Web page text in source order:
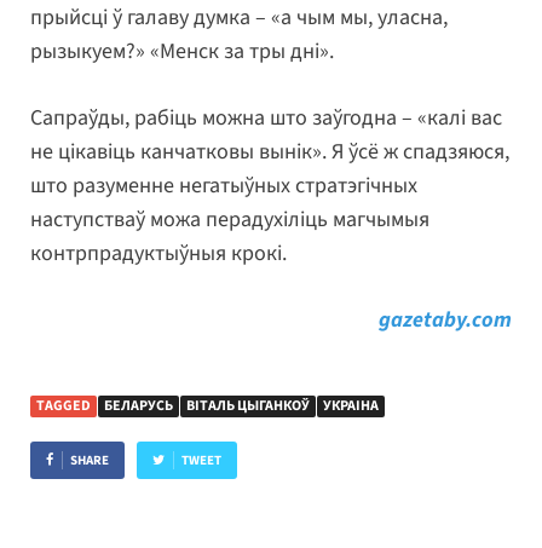
прыйсці ў галаву думка – «а чым мы, уласна,
рызыкуем?» «Менск за тры дні».
Сапраўды, рабіць можна што заўгодна – «калі вас
не цікавіць канчатковы вынік». Я ўсё ж спадзяюся,
што разуменне негатыўных стратэгічных
наступстваў можа перадухіліць магчымыя
контрпрадуктыўныя крокі.
gazetaby.com
TAGGED БЕЛАРУСЬ ВІТАЛЬ ЦЫГАНКОЎ УКРАІНА
SHARE TWEET